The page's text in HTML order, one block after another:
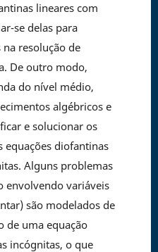
lineares com
se delas para
resolução de
De outro modo,
do nível médio,
algébricos e
e solucionar os
equações diofantinas
Alguns problemas
envolvendo variáveis
são modelados de
de uma equação
incógnitas, o que